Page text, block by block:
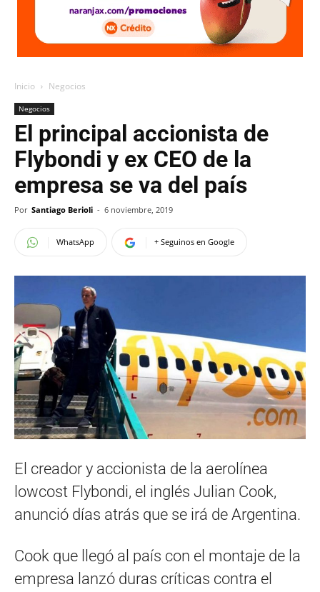
Inicio Negocios
Negocios
El principal accionista de
Flybondi y ex CEO de la
empresa se va del país
Por Santiago Berioli - 6 noviembre, 2019
WhatsApp + Seguinos en Google
El creador y accionista de la aerolínea
lowcost Flybondi, el inglés Julian Cook,
anunció días atrás que se irá de Argentina.
Cook que llegó al país con el montaje de la
empresa lanzó duras críticas contra el